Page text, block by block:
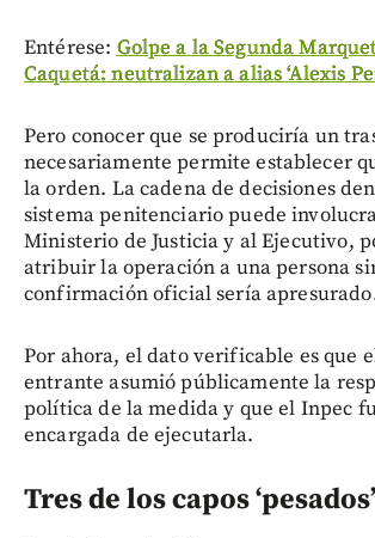
Entérese: Golpe a la Segunda
Caquetá: neutralizan a alias ‘Alexis
Pero conocer que se produciría un
necesariamente permite establecer
la orden. La cadena de decisiones
sistema penitenciario puede
Ministerio de Justicia y al Ejecutivo,
atribuir la operación a una persona
confirmación oficial sería
Por ahora, el dato verificable es que
entrante asumió públicamente la
política de la medida y que el Inpec
encargada de ejecutarla.
Tres de los capos ‘pesados’